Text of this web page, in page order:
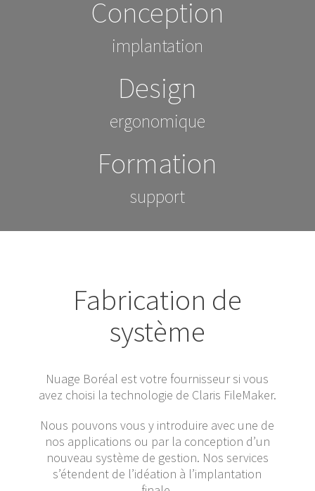
Conception
implantation
Design
ergonomique
Formation
support
Fabrication de
système
Nuage Boréal est votre fournisseur si vous
avez choisi la technologie de Claris FileMaker.
Nous pouvons vous y introduire avec une de
nos applications ou par la conception d’un
nouveau système de gestion. Nos services
s’étendent de l’idéation à l’implantation